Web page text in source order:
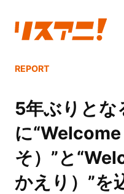
REPORT
5年ぶりとな
に
そ）”と
かえり）”を